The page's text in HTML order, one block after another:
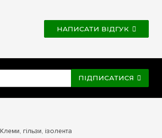
НАПИСАТИ ВІДГУК
ПІДПИСАТИСЯ
Клеми, гільзи, ізолента